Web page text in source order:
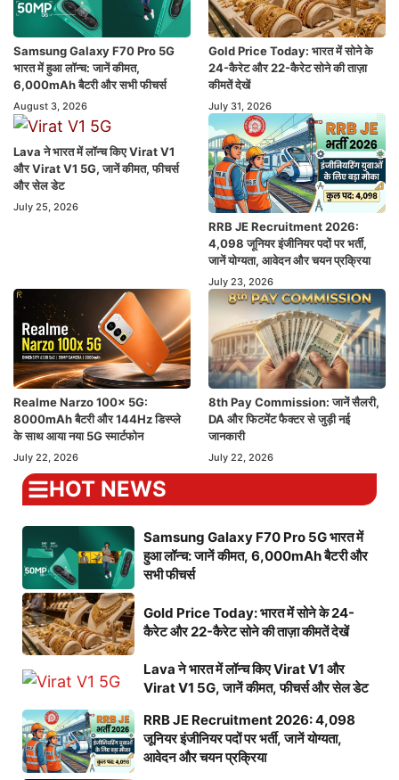
Samsung Galaxy F70 Pro 5G
भारत में हुआ लॉन्च: जानें कीमत,
6,000mAh बैटरी और सभी फीचर्स
August 3, 2026
Gold Price Today: भारत में सोने के
24-कैरेट और 22-कैरेट सोने की ताज़ा
कीमतें देखें
July 31, 2026
Lava ने भारत में लॉन्च किए Virat V1
और Virat V1 5G, जानें कीमत, फीचर्स
और सेल डेट
July 25, 2026
RRB JE Recruitment 2026:
4,098 जूनियर इंजीनियर पदों पर भर्ती,
जानें योग्यता, आवेदन और चयन प्रक्रिया
July 23, 2026
Realme Narzo 100x 5G:
8000mAh बैटरी और 144Hz डिस्प्ले
के साथ आया नया 5G स्मार्टफोन
July 22, 2026
8th Pay Commission: जानें सैलरी,
DA और फिटमेंट फैक्टर से जुड़ी नई
जानकारी
July 22, 2026
HOT NEWS
Samsung Galaxy F70 Pro 5G भारत में
हुआ लॉन्च: जानें कीमत, 6,000mAh बैटरी और
सभी फीचर्स
Gold Price Today: भारत में सोने के 24-
कैरेट और 22-कैरेट सोने की ताज़ा कीमतें देखें
Lava ने भारत में लॉन्च किए Virat V1 और
Virat V1 5G, जानें कीमत, फीचर्स और सेल डेट
RRB JE Recruitment 2026: 4,098
जूनियर इंजीनियर पदों पर भर्ती, जानें योग्यता,
आवेदन और चयन प्रक्रिया